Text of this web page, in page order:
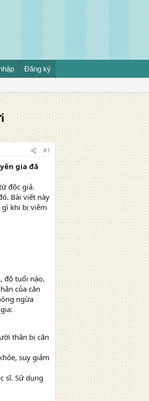
Đăng ký
#1
gia đã
độc giả.
Bài viết này
khi bị viêm
độ tuổi nào.
của căn
ngừa
thân bị căn
suy giảm
sĩ. Sử dụng